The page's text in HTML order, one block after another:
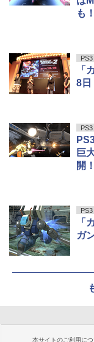
も！
PS3
「
8日
PS3
巨
開！
PS3
「
ガ
本サイトのご利用につ